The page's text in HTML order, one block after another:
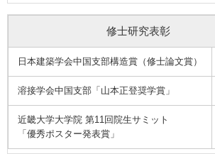
修士研究表彰
日本建築学会中国支部構造賞（修士論文賞）
溶接学会中国支部「山本正登奨学賞」
近畿大学大学院 第11回院生サミット
「優秀ポスター発表賞」